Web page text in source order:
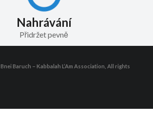
Nahrávání
Přidržet pevně
Bnei Baruch – Kabbalah L’Am Association, All rights